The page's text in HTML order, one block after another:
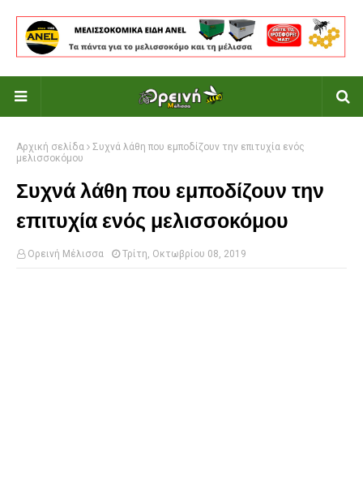
Αρχική σελίδα
Συχνά λάθη που εμποδίζουν την επιτυχία ενός
μελισσοκόμου
Συχνά λάθη που εμποδίζουν την
επιτυχία ενός μελισσοκόμου
Ορεινή Μέλισσα Τρίτη, Οκτωβρίου 08, 2019